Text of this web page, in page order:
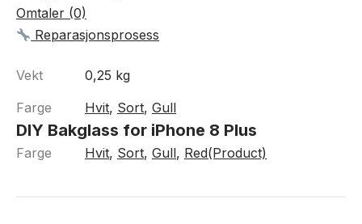
Omtaler (0)
Reparasjonsprosess
Vekt
0,25 kg
Farge
Hvit, Sort, Gull
DIY Bakglass for iPhone 8 Plus
Farge Hvit, Sort, Gull, Red(Product)